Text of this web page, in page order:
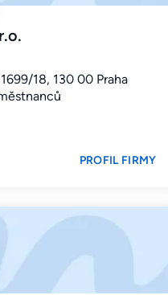
18, 130 00 Praha
PROFIL FIRMY